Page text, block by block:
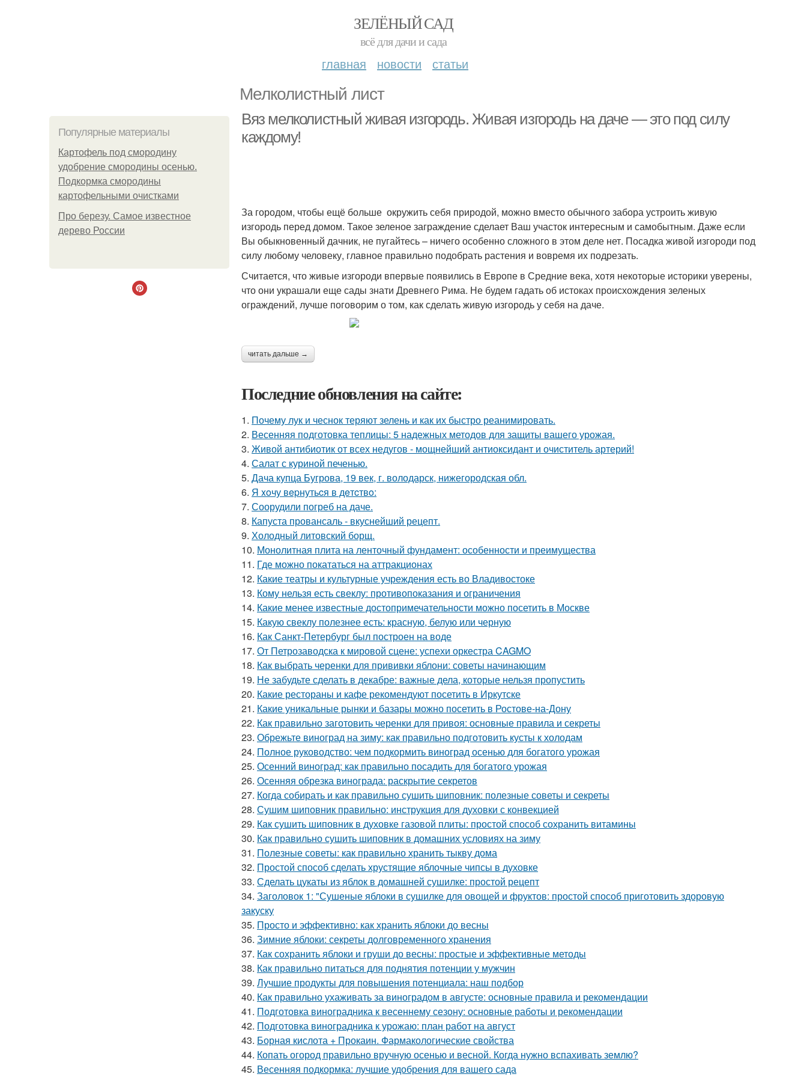
ЗЕЛЁНЫЙ САД
всё для дачи и сада
главная новости статьи
Мелколистный лист
Популярные материалы
Картофель под смородину
удобрение смородины осенью.
Подкормка смородины
картофельными очистками
Про березу. Самое известное
дерево России
Вяз мелколистный живая изгородь. Живая изгородь на даче — это под силу
каждому!
За городом, чтобы ещё больше окружить себя природой, можно вместо обычного забора устроить живую
изгородь перед домом. Такое зеленое заграждение сделает Ваш участок интересным и самобытным. Даже если
Вы обыкновенный дачник, не пугайтесь – ничего особенно сложного в этом деле нет. Посадка живой изгороди под
силу любому человеку, главное правильно подобрать растения и вовремя их подрезать.
Считается, что живые изгороди впервые появились в Европе в Средние века, хотя некоторые историки уверены,
что они украшали еще сады знати Древнего Рима. Не будем гадать об истоках происхождения зеленых
ограждений, лучше поговорим о том, как сделать живую изгородь у себя на даче.
читать дальше →
Последние обновления на сайте:
1. Почему лук и чеснок теряют зелень и как их быстро реанимировать.
2. Весенняя подготовка теплицы: 5 надежных методов для защиты вашего урожая.
3. Живой антибиотик от всех недугов - мощнейший антиоксидант и очиститель артерий!
4. Салат с куриной печенью.
5. Дача купца Бугрова, 19 век, г. володарск, нижегородская обл.
6. Я xoчу вepнутьcя в дeтcтвo:
7. Соорудили погреб на даче.
8. Капуста провансаль - вкуснейший рецепт.
9. Холодный литовский борщ.
10. Монолитная плита на ленточный фундамент: особенности и преимущества
11. Где можно покататься на аттракционах
12. Какие театры и культурные учреждения есть во Владивостоке
13. Кому нельзя есть свеклу: противопоказания и ограничения
14. Какие менее известные достопримечательности можно посетить в Москве
15. Какую свеклу полезнее есть: красную, белую или черную
16. Как Санкт-Петербург был построен на воде
17. От Петрозаводска к мировой сцене: успехи оркестра CAGMO
18. Как выбрать черенки для прививки яблони: советы начинающим
19. Не забудьте сделать в декабре: важные дела, которые нельзя пропустить
20. Какие рестораны и кафе рекомендуют посетить в Иркутске
21. Какие уникальные рынки и базары можно посетить в Ростове-на-Дону
22. Как правильно заготовить черенки для привоя: основные правила и секреты
23. Обрежьте виноград на зиму: как правильно подготовить кусты к холодам
24. Полное руководство: чем подкормить виноград осенью для богатого урожая
25. Осенний виноград: как правильно посадить для богатого урожая
26. Осенняя обрезка винограда: раскрытие секретов
27. Когда собирать и как правильно сушить шиповник: полезные советы и секреты
28. Сушим шиповник правильно: инструкция для духовки с конвекцией
29. Как сушить шиповник в духовке газовой плиты: простой способ сохранить витамины
30. Как правильно сушить шиповник в домашних условиях на зиму
31. Полезные советы: как правильно хранить тыкву дома
32. Простой способ сделать хрустящие яблочные чипсы в духовке
33. Сделать цукаты из яблок в домашней сушилке: простой рецепт
34. Заголовок 1: "Сушеные яблоки в сушилке для овощей и фруктов: простой способ приготовить здоровую
закуску
35. Просто и эффективно: как хранить яблоки до весны
36. Зимние яблоки: секреты долговременного хранения
37. Как сохранить яблоки и груши до весны: простые и эффективные методы
38. Как правильно питаться для поднятия потенции у мужчин
39. Лучшие продукты для повышения потенциала: наш подбор
40. Как правильно ухаживать за виноградом в августе: основные правила и рекомендации
41. Подготовка виноградника к весеннему сезону: основные работы и рекомендации
42. Подготовка виноградника к урожаю: план работ на август
43. Борная кислота + Прокаин. Фармакологические свойства
44. Копать огород правильно вручную осенью и весной. Когда нужно вспахивать землю?
45. Весенняя подкормка: лучшие удобрения для вашего сада